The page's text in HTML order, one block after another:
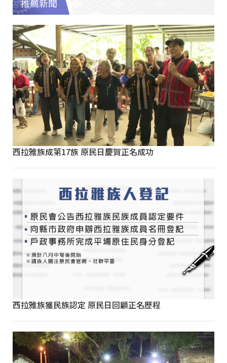
推薦新聞
西拉雅族成第17族 原民日慶賀正名成功
西拉雅族獲民族認定 原民日回顧正名歷程